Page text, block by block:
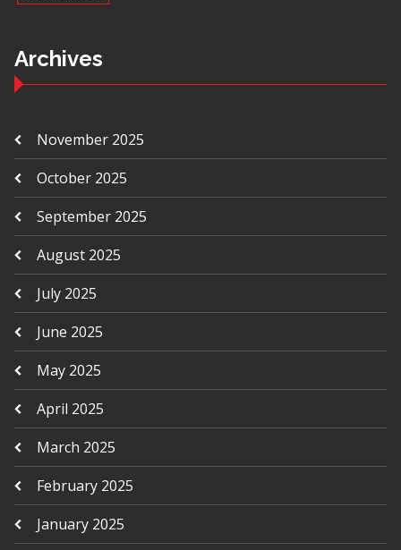
Archives
November 2025
October 2025
September 2025
August 2025
July 2025
June 2025
May 2025
April 2025
March 2025
February 2025
January 2025